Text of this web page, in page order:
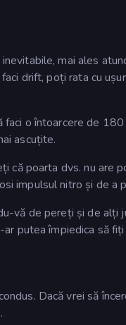
mai ales
drift, poți rata cu
o întoarcere de
ascuțite.
că poarta dvs. nu are
impulsul nitro și de
vă de pereți și de
putea împiedica să
Dacă vrei să
.